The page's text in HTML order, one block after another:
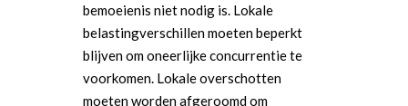
bemoeienis niet nodig is. Lokale
belastingverschillen moeten beperkt
blijven om oneerlijke concurrentie te
voorkomen. Lokale overschotten
moeten worden afgeroomd om
Welkom bij de Jonge
Democraten!
Agenda
Standpunten
Moties en Politiek
Beginselen
Politiek
Internationaal
Vereniging